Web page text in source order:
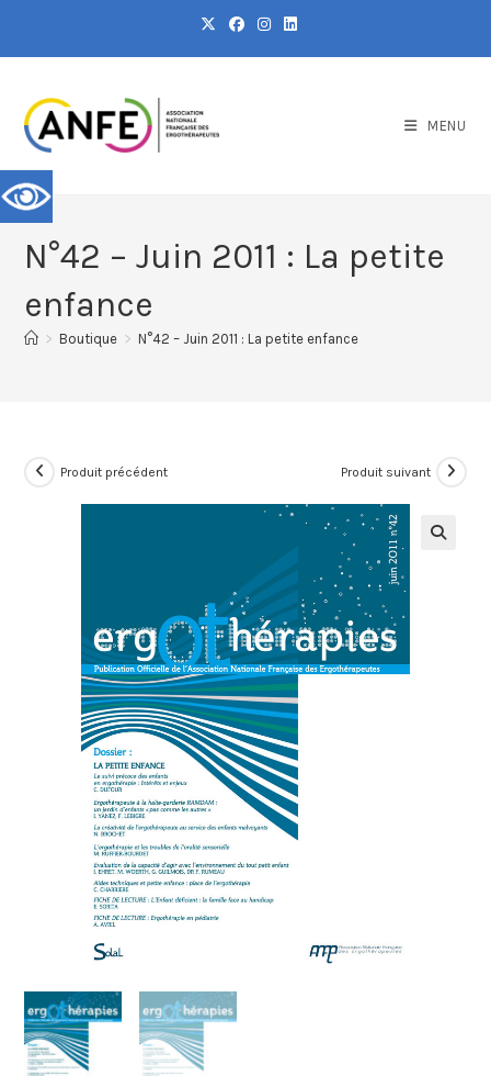
MENU
N°42 – Juin 2011 : La petite
enfance
> Boutique > N°42 – Juin 2011 : La petite enfance
Produit précédent Produit suivant